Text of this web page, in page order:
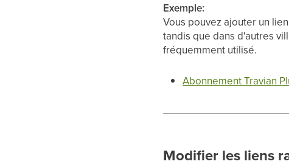
Exemple:
Vous pouvez ajouter un
tandis que dans d'autres
fréquemment utilisé.
Abonnement Travian
Modifier les liens